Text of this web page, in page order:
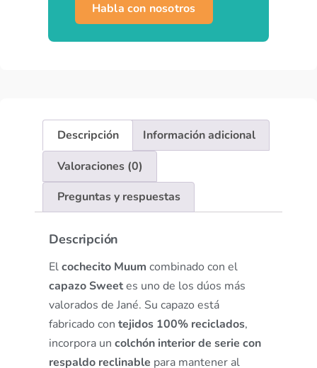
Habla con nosotros
Descripción
Información adicional
Valoraciones (0)
Preguntas y respuestas
Descripción
Elcochecito Muum combinado con el
capazo Sweetes uno de los dúos más
valorados de Jané. Su capazo está
fabricado contejidos 100% reciclados,
incorpora uncolchón interior de serie con
respaldo reclinable para mantener al